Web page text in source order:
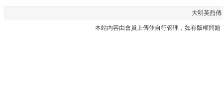
大明英烈
本站內容由會員上傳並自行管理，如有版權問